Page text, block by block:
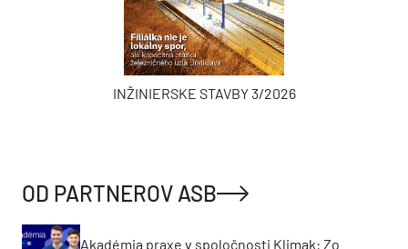
INŽINIERSKE STAVBY 3/2026
OD PARTNEROV ASB
Akadémia praxe v spoločnosti Klimak: Zo